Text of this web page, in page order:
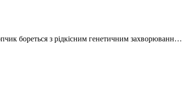
бореться з рідкісним генетичним захворюванн…